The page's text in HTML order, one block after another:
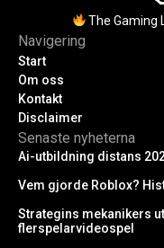
The Gaming
Navigering
Start
Om oss
Kontakt
Disclaimer
Senaste nyheterna
Ai-utbildning distans
Vem gjorde Roblox?
Strategins mekanikers
flerspelarvideospel